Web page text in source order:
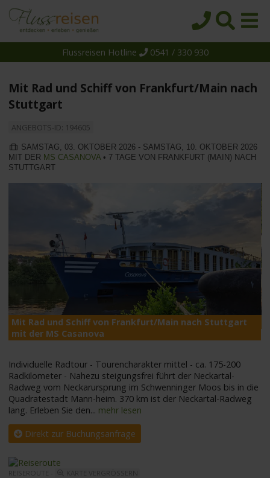
Reiseziele
Reedereien
Schiffe
Flussreisen Hotline 0541 / 330 930
Mit Rad und Schiff von Frankfurt/Main nach
Stuttgart
ANGEBOTS-ID: 194605
SAMSTAG, 03. OKTOBER 2026 - SAMSTAG, 10. OKTOBER 2026
MIT DER MS CASANOVA • 7 TAGE VON FRANKFURT (MAIN) NACH
STUTTGART
Mit Rad und Schiff von Frankfurt/Main nach Stuttgart
mit der MS Casanova
Individuelle Radtour - Tourencharakter mittel - ca. 175-200
Radkilometer - Nahezu steigungsfrei führt der Neckartal-
Radweg vom Neckarursprung im Schwenninger Moos bis in die
Quadratestadt Mann-heim. 370 km ist der Neckartal-Radweg
lang. Erleben Sie den... mehr lesen
Direkt zur Buchungsanfrage
REISEROUTE -